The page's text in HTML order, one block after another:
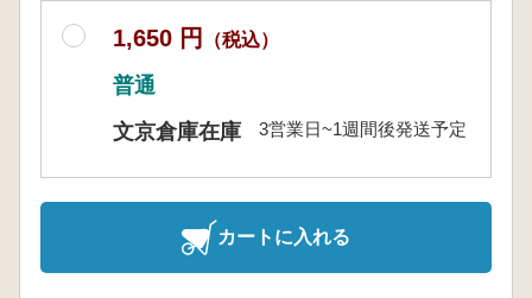
1,650 円 （税込）
普通
文京倉庫在庫
3営業日~1週間後発送予定
カートに入れる